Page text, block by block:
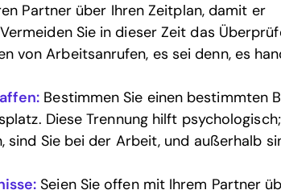
Partner über Ihren Zeitplan, damit er
Sie in dieser Zeit das
von Arbeitsanrufen, es sei denn, es
Bestimmen Sie einen bestimmten
Diese Trennung hilft
sind Sie bei der Arbeit, und außerhalb
Seien Sie offen mit Ihrem Partner